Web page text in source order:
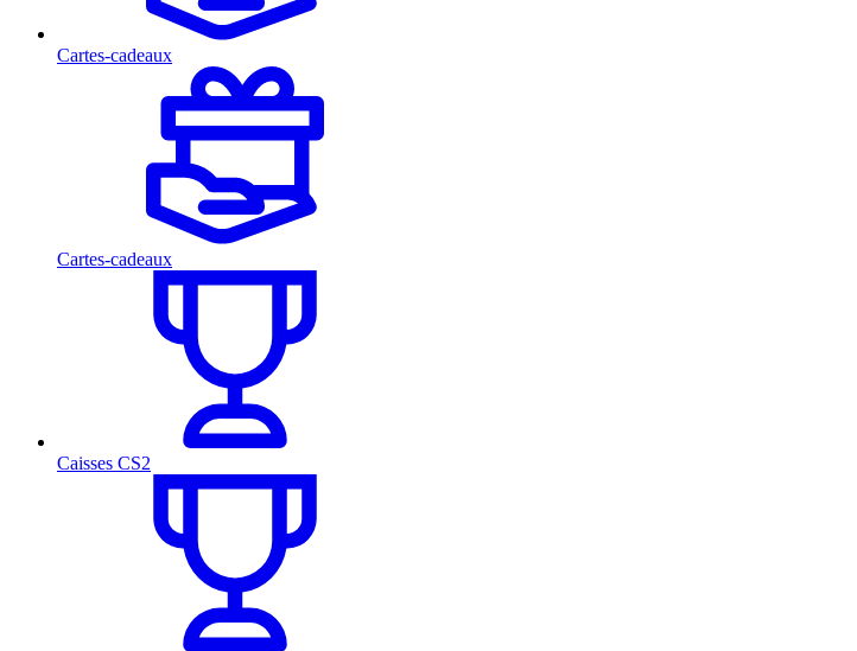
Cartes-cadeaux
Cartes-cadeaux
Caisses CS2